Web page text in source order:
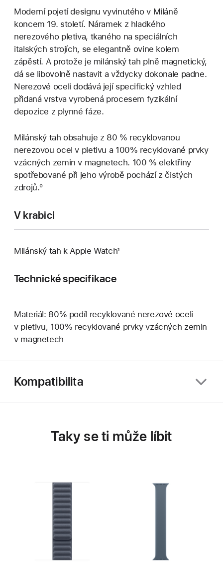
Moderní pojetí designu vyvinutého v Miláně
koncem 19. století. Náramek z hladkého
nerezového pletiva, tkaného na speciálních
italských strojích, se elegantně ovine kolem
zápěstí. A protože je milánský tah plně magnetický,
dá se libovolně nastavit a vždycky dokonale padne.
Nerezové oceli dodává její specifický vzhled
přidaná vrstva vyrobená procesem fyzikální
depozice z plynné fáze.
Milánský tah obsahuje z 80 % recyklovanou
nerezovou ocel v pletivu a 100% recyklované prvky
vzácných zemin v magnetech. 100 % elektřiny
spotřebované při jeho výrobě pochází z čistých
zdrojů.º
V krabici
Milánský tah k Apple Watch¹
Technické specifikace
Materiál: 80% podíl recyklované nerezové oceli
v pletivu, 100% recyklované prvky vzácných zemin
v magnetech
Kompatibilita
Taky se ti může líbit